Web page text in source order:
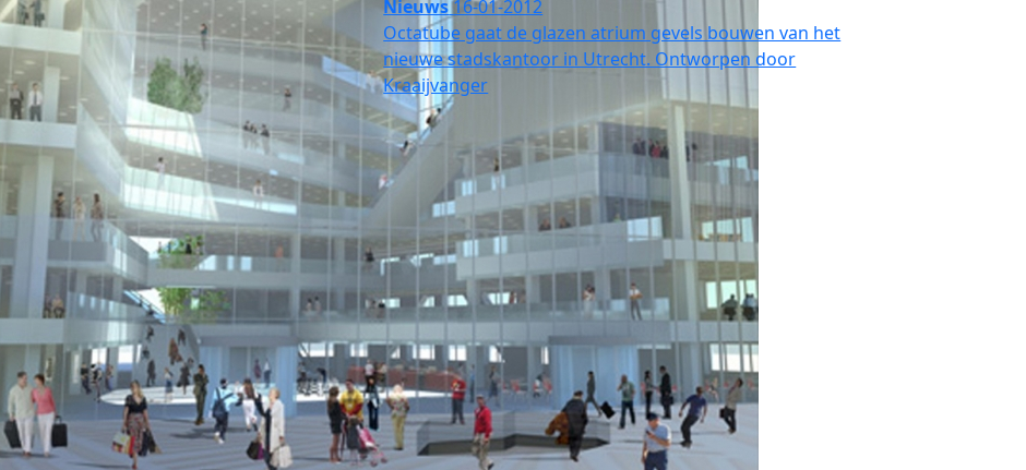
Nieuws16-01-2012
Octatube gaat de glazen atrium gevels bouwen van het
nieuwe stadskantoor in Utrecht. Ontworpen door
Kraaijvanger